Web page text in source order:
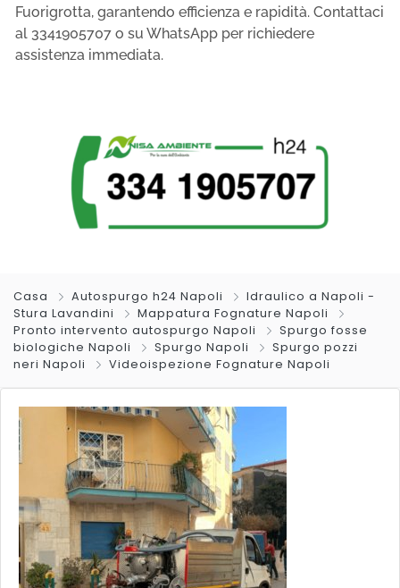
Fuorigrotta, garantendo efficienza e rapidità. Contattaci
al 3341905707 o su WhatsApp per richiedere
assistenza immediata.
Casa Autospurgo h24 Napoli
Idraulico a Napoli -
Stura Lavandini
Mappatura Fognature Napoli
Pronto intervento autospurgo Napoli
Spurgo fosse
biologiche Napoli
Spurgo Napoli
Spurgo pozzi
neri Napoli
Videoispezione Fognature Napoli